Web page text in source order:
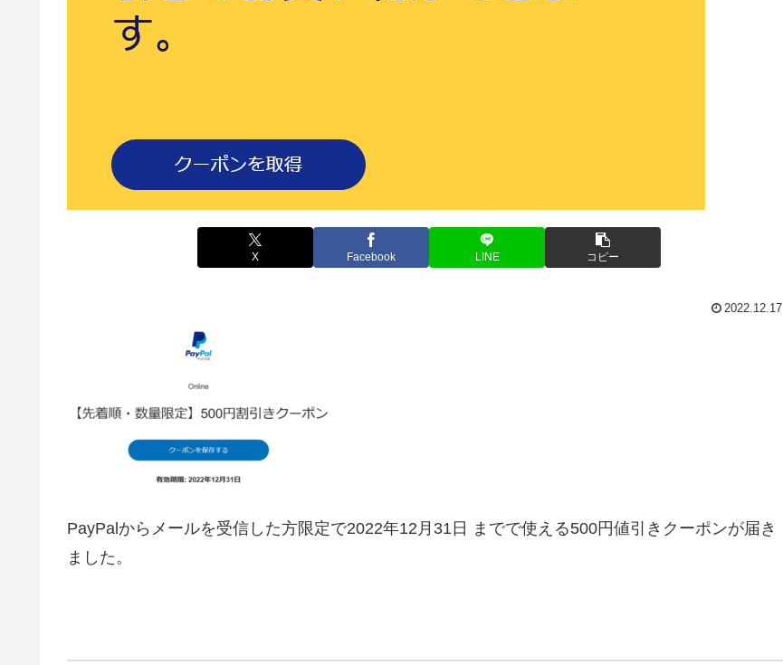
X Facebook LINE コピー
2022.12.17
PayPalからメールを受信した方限定で2022年12月31日 までで使える500円値引きクーポンが届き
ました。